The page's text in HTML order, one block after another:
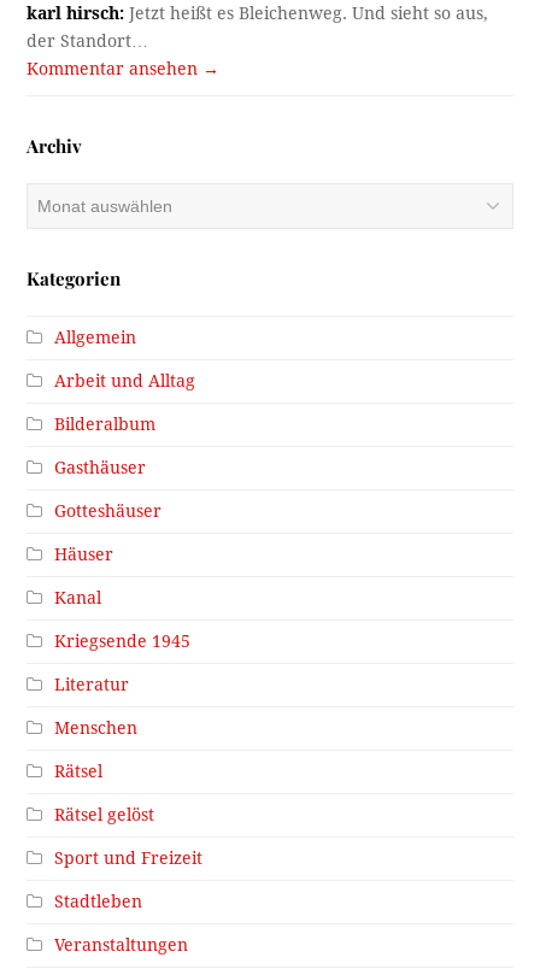
karl hirsch: Jetzt heißt es Bleichenweg. Und sieht so aus,
der Standort…
Kommentar ansehen →
Archiv
Kategorien
Allgemein
Arbeit und Alltag
Bilderalbum
Gasthäuser
Gotteshäuser
Häuser
Kanal
Kriegsende 1945
Literatur
Menschen
Rätsel
Rätsel gelöst
Sport und Freizeit
Stadtleben
Veranstaltungen